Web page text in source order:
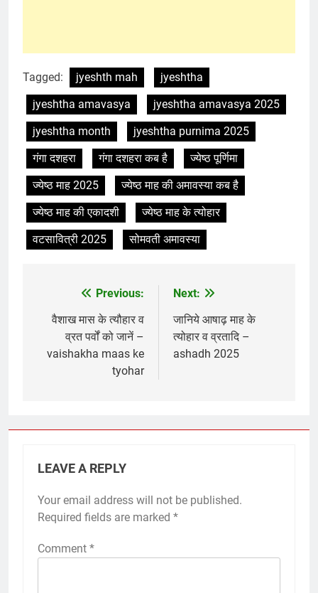
Tagged: jyeshth mah
jyeshtha
jyeshtha amavasya
jyeshtha amavasya 2025
jyeshtha month
jyeshtha purnima 2025
गंगा दशहरा
गंगा दशहरा कब है
ज्येष्ठ पूर्णिमा
ज्येष्ठ माह 2025
ज्येष्ठ माह की अमावस्या कब है
ज्येष्ठ माह की एकादशी
ज्येष्ठ माह के त्योहार
वटसावित्री 2025
सोमवती अमावस्या
navigation
Previous:
वैशाख मास के त्यौहार व
व्रत पर्वों को जानें –
vaishakha maas ke
tyohar
Next:
जानिये आषाढ़ माह के
त्योहार व व्रतादि –
ashadh 2025
LEAVE A REPLY
Your email address will not be published.
Required fields are marked *
Comment *